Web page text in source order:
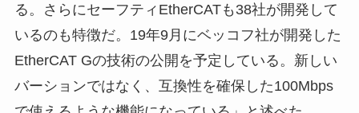
る。さらにセーフティEtherCATも38社が開発して
いるのも特徴だ。19年9月にベッコフ社が開発した
EtherCAT Gの技術の公開を予定している。新しい
バーションではなく、互換性を確保した100Mbps